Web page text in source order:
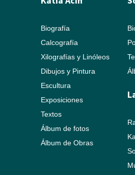
Biografía
Calcografía
Xilografías y Linóleos
Dibujos y Pintura
Escultura
Exposiciones
Textos
Álbum de fotos
Álbum de Obras